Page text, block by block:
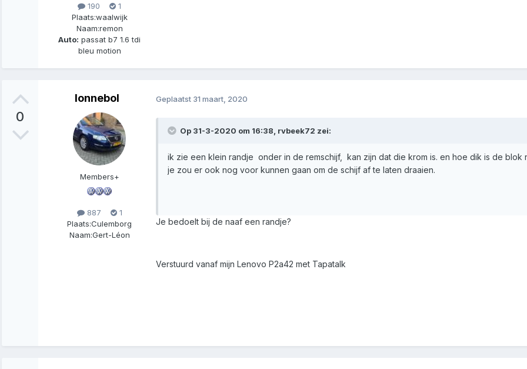
190
1
Plaats:waalwijk
Naam:remon
Auto: passat b7 1.6 tdi
bleu motion
0
lonnebol
Members+
887
1
Plaats:Culemborg
Naam:Gert-Léon
Geplaatst 31 maart, 2020
Op 31-3-2020 om 16:38, rvbeek72 zei:
ik zie een klein randje onder in de remschijf, kan zijn dat die krom is. en hoe dik is de blok
je zou er ook nog voor kunnen gaan om de schijf af te laten draaien.
Je bedoelt bij de naaf een randje?
Verstuurd vanaf mijn Lenovo P2a42 met Tapatalk